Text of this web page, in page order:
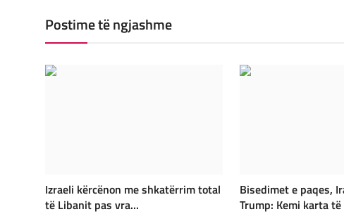
Postime të ngjashme
Izraeli kërcënon me shkatërrim total
të Libanit pas vra...
Bisedimet e paqes,
Trump: Kemi karta të